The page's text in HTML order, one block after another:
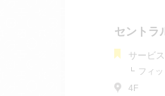
セントラ
サービス
フィッ
4F